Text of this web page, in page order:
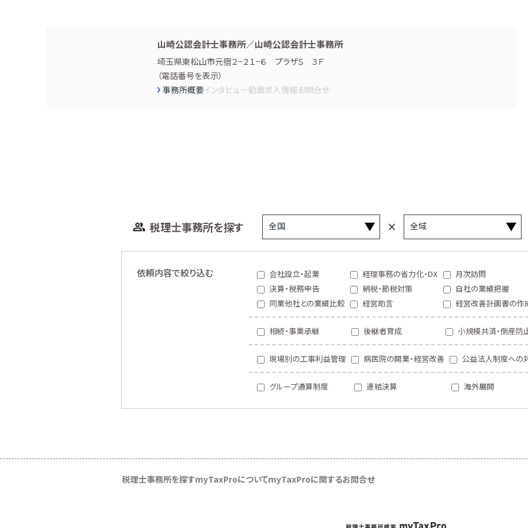
山崎公認会計士事務所／山崎公認会計士事務所
埼玉県東松山市元宿２−２１−６ プラザＳ ３Ｆ
（電話番号を表示）
事務所概要インタビュー動画求人情報お問合せ
税理士事務所を探す
依頼内容で絞り込む 会社設立・起業 経理事務の省力化・DX
月次訪問
決算・税務申告
納税・節税対策
自社の業績把握
同業他社との業績比較
経営助言 経営改善計画書の作
相続・事業承継 後継者育成 小規模共済・倒産防
現場別の工事利益管理 病医院の開業・経営改善 公益法人制度への
グループ通算制度 連結決算 海外展開
税理士事務所を探すmyTaxProについてmyTaxProに関するお問合せ